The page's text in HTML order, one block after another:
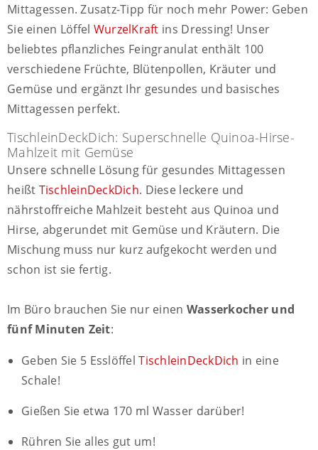
Mittagessen. Zusatz-Tipp für noch mehr Power: Geben
Sie einen Löffel WurzelKraft ins Dressing! Unser
beliebtes pflanzliches Feingranulat enthält 100
verschiedene Früchte, Blütenpollen, Kräuter und
Gemüse und ergänzt Ihr gesundes und basisches
Mittagessen perfekt.
TischleinDeckDich: Superschnelle Quinoa-Hirse-
Mahlzeit mit Gemüse
Unsere schnelle Lösung für gesundes Mittagessen
heißt TischleinDeckDich. Diese leckere und
nährstoffreiche Mahlzeit besteht aus Quinoa und
Hirse, abgerundet mit Gemüse und Kräutern. Die
Mischung muss nur kurz aufgekocht werden und
schon ist sie fertig.
Im Büro brauchen Sie nur einen Wasserkocher und
fünf Minuten Zeit:
Geben Sie 5 EsslöffelTischleinDeckDich in eine
Schale!
Gießen Sie etwa 170 ml Wasser darüber!
Rühren Sie alles gut um!